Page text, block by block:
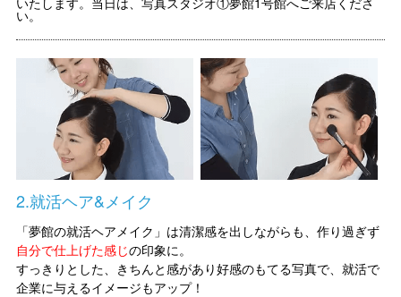
い。
2.就活ヘア&メイク
「夢館の就活ヘアメイク」は清潔感を出しながらも、作り過ぎず
自分で仕上げた感じの印象に。
すっきりとした、きちんと感があり好感のもてる写真で、就活で
企業に与えるイメージもアップ！